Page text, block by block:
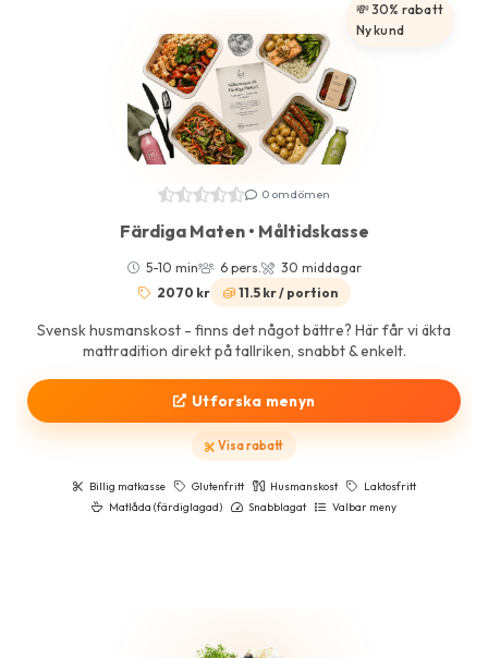
💸 30% rabatt
Ny kund
0 omdömen
Färdiga Maten • Måltidskasse
5-10 min 6 pers.
30 middagar
2070 kr
11.5 kr / portion
Svensk husmanskost - finns det något bättre? Här får vi äkta
mattradition direkt på tallriken, snabbt & enkelt.
Utforska menyn
Visa rabatt
Billig matkasse Glutenfritt Husmanskost
Laktosfritt
Matlåda (färdiglagad)
Snabblagat Valbar meny